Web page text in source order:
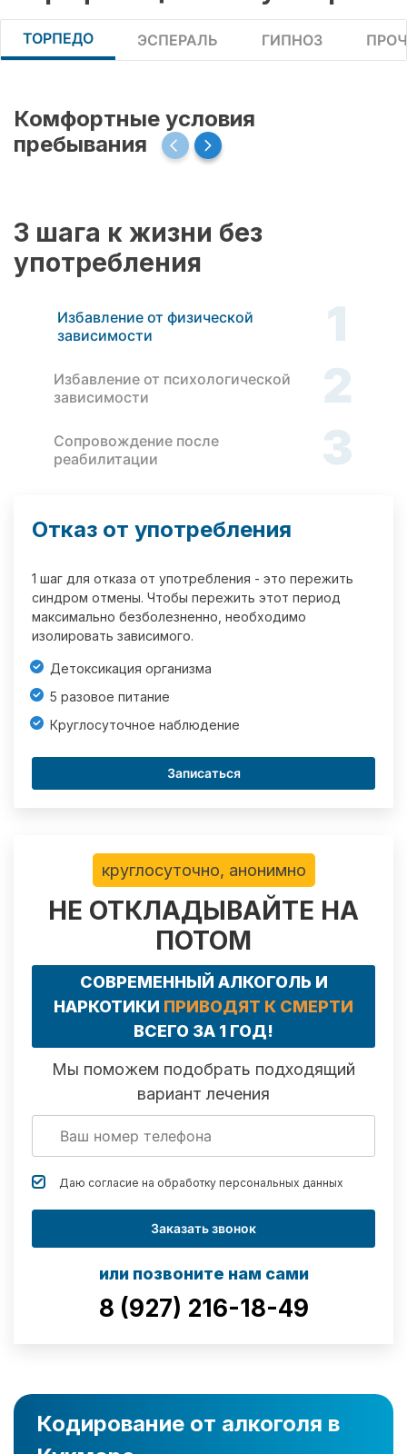
ТОРПЕДО ЭСПЕРАЛЬ ГИПНОЗ
Комфортные условия
пребывания
3 шага к жизни без
употребления
Избавление от физической
зависимости
1
Избавление от психологической
зависимости
2
Сопровождение после
реабилитации
3
Отказ от употребления
1 шаг для отказа от употребления - это пережить
синдром отмены. Чтобы пережить этот период
максимально безболезненно, необходимо
изолировать зависимого.
Детоксикация организма
5 разовое питание
Круглосуточное наблюдение
Записаться
круглосуточно, анонимно
НЕ ОТКЛАДЫВАЙТЕ НА
ПОТОМ
СОВРЕМЕННЫЙ АЛКОГОЛЬ И
НАРКОТИКИ ПРИВОДЯТ К СМЕРТИ
ВСЕГО ЗА 1 ГОД!
Мы поможем подобрать подходящий
вариант лечения
Даю согласие на обработку персональных данных
Заказать звонок
или позвоните нам сами
8 (927) 216-18-49
Кодирование от алкоголя в